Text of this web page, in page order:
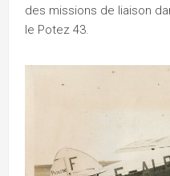
des missions de liaison
le Potez 43.